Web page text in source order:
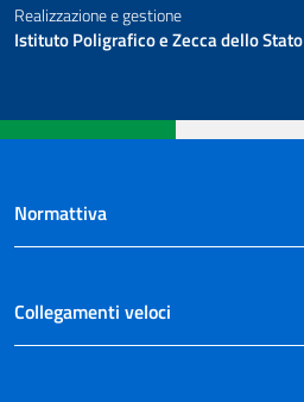
Realizzazione e gestione
Istituto Poligrafico e Zecca dello Stato
Normattiva
Collegamenti veloci